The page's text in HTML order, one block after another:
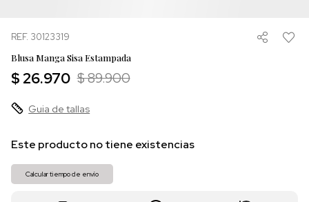
REF. 30123319
Blusa Manga Sisa Estampada
$ 26.970 $ 89.900
Guia de tallas
Este producto no tiene existencias
Calcular tiempo de envío